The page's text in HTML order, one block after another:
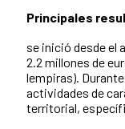
Principales
se inició desde el
2.2 millones de
lempiras).
actividades de
territorial,